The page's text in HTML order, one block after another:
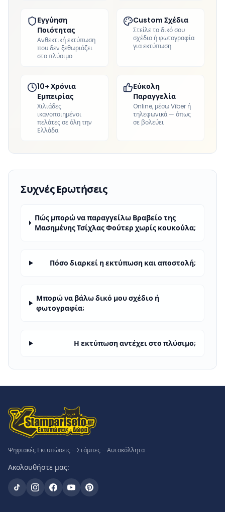
Εγγύηση
Ποιότητας
Ανθεκτική εκτύπωση
που δεν ξεθωριάζει
στο πλύσιμο
Custom Σχέδια
Στείλε το δικό σου
σχέδιο ή φωτογραφία
για εκτύπωση
10+ Χρόνια
Εμπειρίας
Χιλιάδες
ικανοποιημένοι
πελάτες σε όλη την
Ελλάδα
Εύκολη
Παραγγελία
Online, μέσω Viber ή
τηλεφωνικά — όπως
σε βολεύει
Συχνές Ερωτήσεις
Πώς μπορώ να παραγγείλω Βραβείο της
Μασημένης Τσίχλας Φούτερ χωρίς κουκούλα;
Πόσο διαρκεί η εκτύπωση και αποστολή;
Μπορώ να βάλω δικό μου σχέδιο ή
φωτογραφία;
Η εκτύπωση αντέχει στο πλύσιμο;
Ψηφιακές Εκτυπώσεις - Στάμπες - Αυτοκόλλητα
Ακολουθήστε μας: